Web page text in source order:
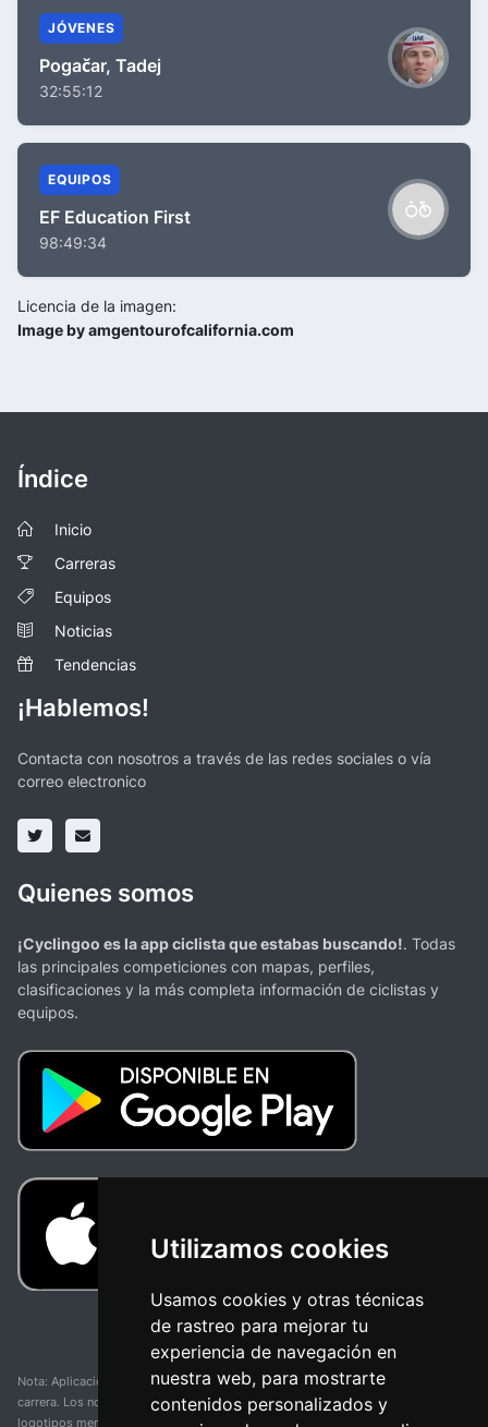
Utilizamos cookies
Usamos cookies y otras técnicas
de rastreo para mejorar tu
experiencia de navegación en
nuestra web, para mostrarte
contenidos personalizados y
JÓVENES
Pogačar, Tadej
32:55:12
EQUIPOS
EF Education First
98:49:34
Licencia de la imagen:
Image by amgentourofcalifornia.com
Índice
Inicio
Carreras
Equipos
Noticias
Tendencias
¡Hablemos!
Contacta con nosotros a través de las redes sociales o vía
correo electronico
Quienes somos
¡Cyclingoo es la app ciclista que estabas buscando!. Todas
las principales competiciones con mapas, perfiles,
clasificaciones y la más completa información de ciclistas y
equipos.
Nota: Aplicación y web no oficial y no relacionada con ninguna organización o
carrera. Los nombres de equipos, competiciones, marcas comerciales y
logotipos mencionados en esta página de resultados de ciclismo son